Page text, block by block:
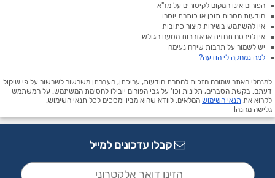
הפורום אינו המקום לקיטורים על מז"א
הודעות חסרות תוכן או כותרת יוסרו
אין להשתמש בשירות קיצור כתובות
אין לפרסם תחזית או אזהרות מטעם הגולש
יש לשמור על תרבות שיחה נעימה
למה נמחקה לי הודעה?
למנהלי האתר שמורה הזכות להסרת הודעות, עריכתן, העברתן משרשור לשרשור על פי שיקול
דעתם. בקשת הסברים, תלונות וכו' על גבי הפורום יובילו לחסימת המשתמש. על המשתמש
לקרוא את תנאי השימוש המלאים, לוודא שהוא מבין ומסכים לכל תנאי השימוש.
גלישה מהנה!
קבלו עדכונים למייל